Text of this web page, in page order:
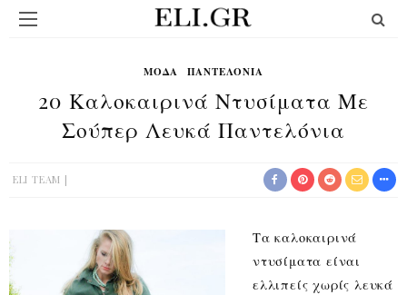
ΜΟΔΑ ΠΑΝΤΕΛΌΝΙΑ
20 Καλοκαιρινά Ντυσίματα Με
Σούπερ Λευκά Παντελόνια
ELI TEAM
Τα καλοκαιρινά
ντυσίματα είναι
ελλιπείς χωρίς λευκά